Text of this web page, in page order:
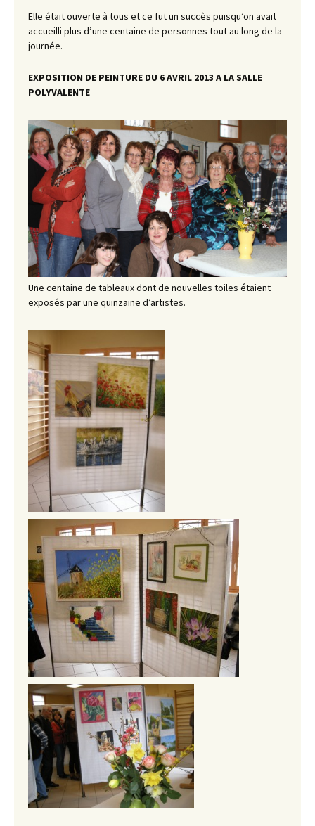
Elle était ouverte à tous et ce fut un succès puisqu’on avait
accueilli plus d’une centaine de personnes tout au long de la
journée.
EXPOSITION DE PEINTURE DU 6 AVRIL 2013 A LA SALLE
POLYVALENTE
Une centaine de tableaux dont de nouvelles toiles étaient
exposés par une quinzaine d’artistes.